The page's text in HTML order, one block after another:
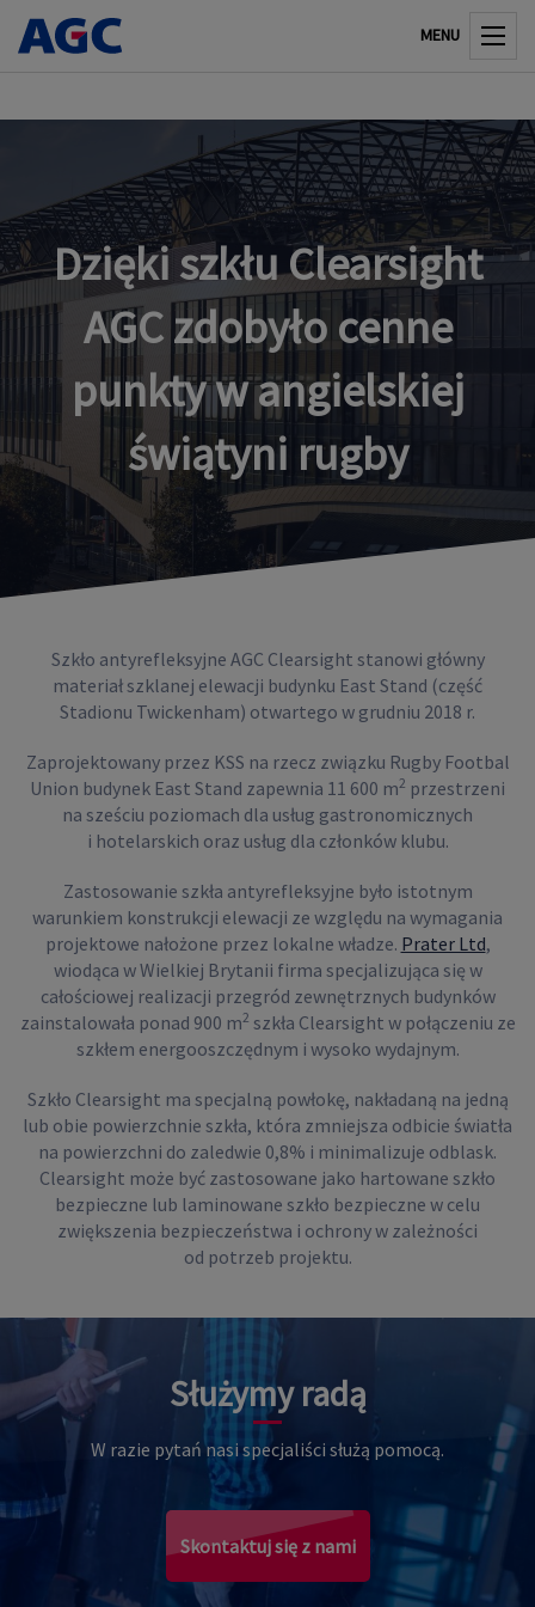
MENU
Dzięki szkłu Clearsight
AGC zdobyło cenne
punkty w angielskiej
świątyni rugby
Szkło antyrefleksyjne AGC Clearsight stanowi główny
materiał szklanej elewacji budynku East Stand (część
Stadionu Twickenham) otwartego w grudniu 2018 r.
Zaprojektowany przez KSS na rzecz związku Rugby Footbal
Union budynek East Stand zapewnia 11 600 m2 przestrzeni
na sześciu poziomach dla usług gastronomicznych
i hotelarskich oraz usług dla członków klubu.
Zastosowanie szkła antyrefleksyjne było istotnym
warunkiem konstrukcji elewacji ze względu na wymagania
projektowe nałożone przez lokalne władze. Prater Ltd,
wiodąca w Wielkiej Brytanii firma specjalizująca się w
całościowej realizacji przegród zewnętrznych budynków
zainstalowała ponad 900 m2 szkła Clearsight w połączeniu ze
szkłem energooszczędnym i wysoko wydajnym.
Szkło Clearsight ma specjalną powłokę, nakładaną na jedną
lub obie powierzchnie szkła, która zmniejsza odbicie światła
na powierzchni do zaledwie 0,8% i minimalizuje odblask.
Clearsight może być zastosowane jako hartowane szkło
bezpieczne lub laminowane szkło bezpieczne w celu
zwiększenia bezpieczeństwa i ochrony w zależności
od potrzeb projektu.
Służymy radą
W razie pytań nasi specjaliści służą pomocą.
Skontaktuj się z nami